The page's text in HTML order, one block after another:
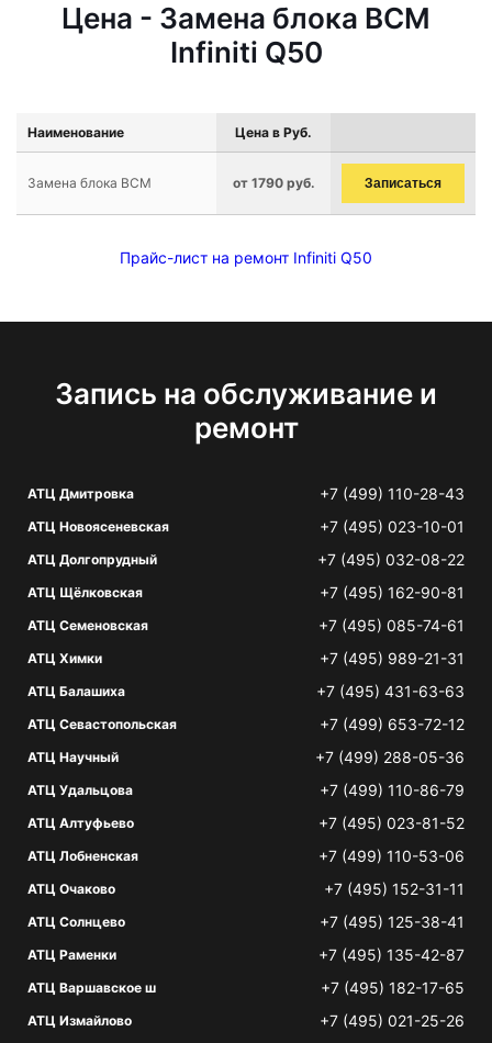
Цена - Замена блока BCM
Infiniti Q50
Наименование Цена в Руб.
Замена блока BCM от 1790 руб. Записаться
Прайс-лист на ремонт Infiniti Q50
Запись на обслуживание и
ремонт
АТЦ Дмитровка +7 (499) 110-28-43
АТЦ Новоясеневская +7 (495) 023-10-01
АТЦ Долгопрудный +7 (495) 032-08-22
АТЦ Щёлковская +7 (495) 162-90-81
АТЦ Семеновская +7 (495) 085-74-61
АТЦ Химки +7 (495) 989-21-31
АТЦ Балашиха +7 (495) 431-63-63
АТЦ Севастопольская +7 (499) 653-72-12
АТЦ Научный +7 (499) 288-05-36
АТЦ Удальцова +7 (499) 110-86-79
АТЦ Алтуфьево +7 (495) 023-81-52
АТЦ Лобненская +7 (499) 110-53-06
АТЦ Очаково +7 (495) 152-31-11
АТЦ Солнцево +7 (495) 125-38-41
АТЦ Раменки +7 (495) 135-42-87
АТЦ Варшавское ш +7 (495) 182-17-65
АТЦ Измайлово +7 (495) 021-25-26